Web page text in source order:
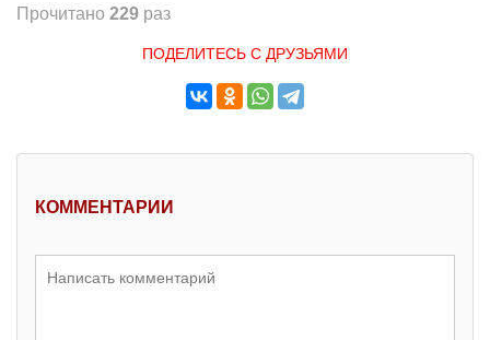
Прочитано 229 раз
ПОДЕЛИТЕСЬ С ДРУЗЬЯМИ
КОММЕНТАРИИ